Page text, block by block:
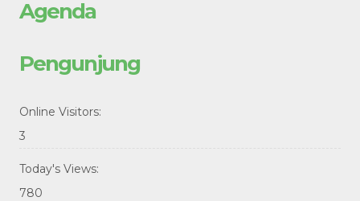
Agenda
Pengunjung
Online Visitors:
3
Today's Views:
780